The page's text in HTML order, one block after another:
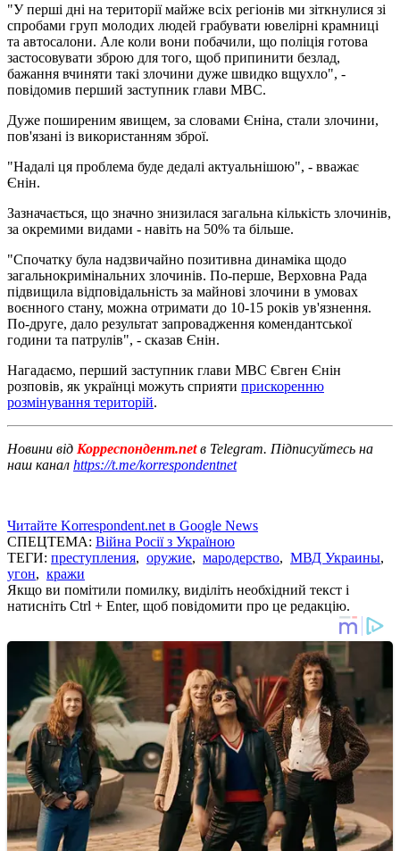
"У перші дні на території майже всіх регіонів ми зіткнулися зі
спробами груп молодих людей грабувати ювелірні крамниці
та автосалони. Але коли вони побачили, що поліція готова
застосовувати зброю для того, щоб припинити безлад,
бажання вчиняти такі злочини дуже швидко вщухло", -
повідомив перший заступник глави МВС.
Дуже поширеним явищем, за словами Єніна, стали злочини,
пов'язані із використанням зброї.
"Надалі ця проблема буде дедалі актуальнішою", - вважає
Єнін.
Зазначається, що значно знизилася загальна кількість злочинів,
за окремими видами - навіть на 50% та більше.
"Спочатку була надзвичайно позитивна динаміка щодо
загальнокримінальних злочинів. По-перше, Верховна Рада
підвищила відповідальність за майнові злочини в умовах
воєнного стану, можна отримати до 10-15 років ув'язнення.
По-друге, дало результат запровадження комендантської
години та патрулів", - сказав Єнін.
Нагадаємо, перший заступник глави МВС Євген Єнін
розповів, як українці можуть сприяти прискоренню
розмінування територій.
Новини від Корреспондент.netв Telegram. Підписуйтесь на
наш канал https://t.me/korrespondentnet
Читайте Korrespondent.net в Google News
СПЕЦТЕМА: Війна Росії з Україною
ТЕГИ: преступления, оружие, мародерство, МВД Украины,
угон, кражи
Якщо ви помітили помилку, виділіть необхідний текст і
натисніть Ctrl + Enter, щоб повідомити про це редакцію.